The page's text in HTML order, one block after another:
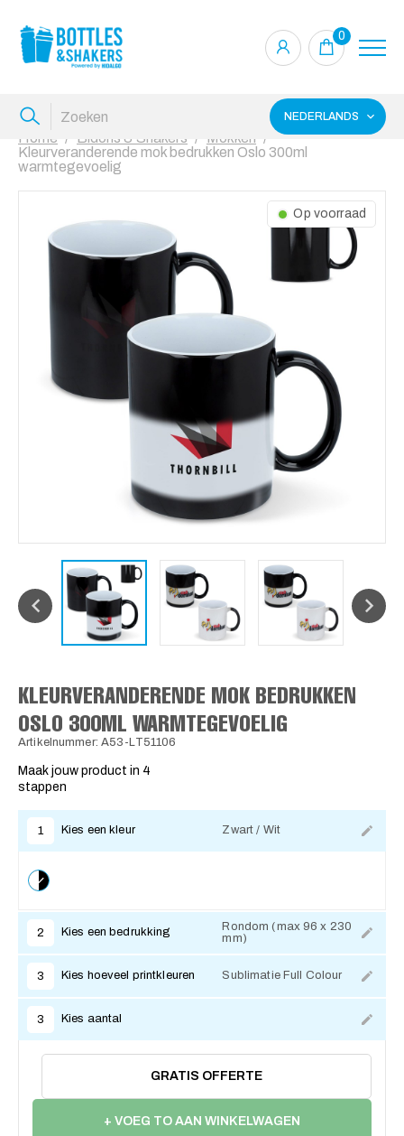
0
NEDERLANDS
Home Bidons & Shakers
Mokken
Kleurveranderende mok bedrukken Oslo 300ml
warmtegevoelig
Op voorraad
KLEURVERANDERENDE MOK BEDRUKKEN
OSLO 300ML WARMTEGEVOELIG
Artikelnummer: A53-LT51106
Maak jouw product in 4
stappen
1 Kies een kleur Zwart / Wit
2 Kies een bedrukking
Rondom (max 96 x 230
mm)
3 Kies hoeveel printkleuren Sublimatie Full Colour
3 Kies aantal
GRATIS OFFERTE
+ VOEG TO AAN WINKELWAGEN